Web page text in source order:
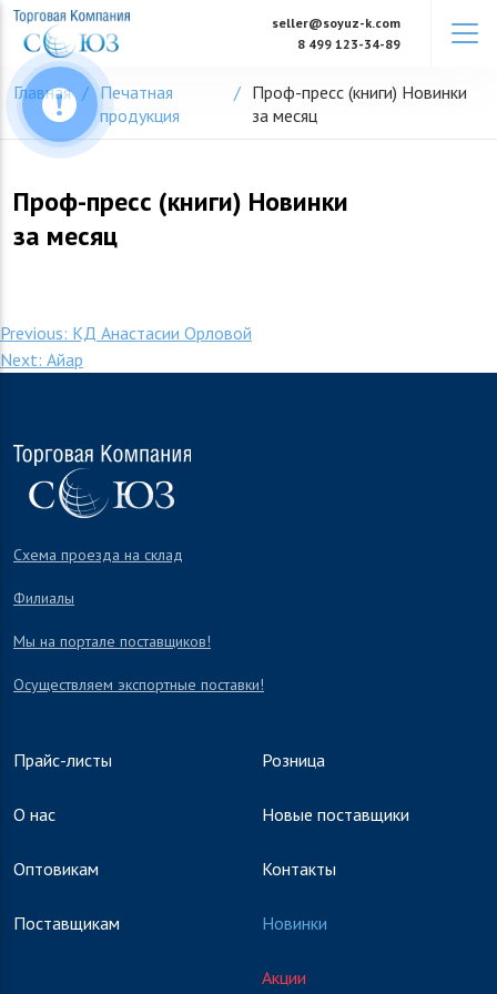
Skip
content
seller@soyuz-k.com
8 499 123-34-89
Главная
Печатная
продукция
Проф-пресс (книги) Новинки
за месяц
Проф-пресс (книги) Новинки
за месяц
Навигация
по
Previous: КД Анастасии Орловой
Next: Айар
Схема проезда на склад
Филиалы
Мы на портале поставщиков!
Осуществляем экспортные поставки!
Прайс-листы
О нас
Оптовикам
Поставщикам
Розница
Новые поставщики
Контакты
Новинки
Акции